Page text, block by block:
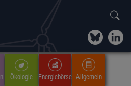
Ökologie Energiebörse Allgemein